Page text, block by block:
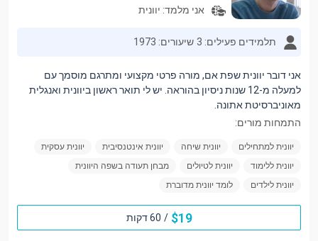
אני מלמד: יוונית
תלמידים פעילים: 3 שיעורים: 1973
אני דובר יוונית שפת אם, מורה פרטי מקצועי ומתרגם מוסמך עם
למעלה מ-12 שנות ניסיון בהוראה. יש לי תואר ראשון ביוונית ואנגלית
מאוניברסיטת אתונה.
התמחות מורים:
יוונית למתחילים יוונית שיחה יוונית אינטנסיבית
יוונית עסקית
יוונית ללימוד
יוונית לטיולים
מבחן תעודה בשפה היוונית
יוונית לילדים
לומד יוונית מדוברת
19
$
/ 60 דקות